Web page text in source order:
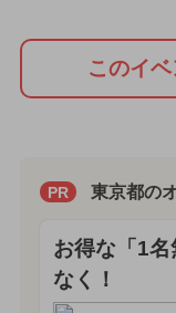
このイ
PR 東京都の
お得な「1
なく！